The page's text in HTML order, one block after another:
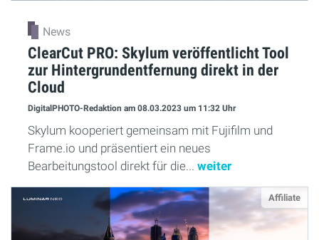
News
ClearCut PRO: Skylum veröffentlicht Tool
zur Hintergrundentfernung direkt in der
Cloud
DigitalPHOTO-Redaktion am 08.03.2023 um 11:32 Uhr
Skylum kooperiert gemeinsam mit Fujifilm und
Frame.io und präsentiert ein neues
Bearbeitungstool direkt für die... weiter
Affiliate